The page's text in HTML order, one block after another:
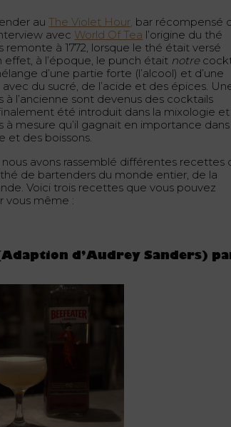
auThe Violet Hour, bar récompensé
avec World Of Tea l’origine du thé
remonte à 1772, lorsque le thé était versé
effet, à l’époque, le punch était notre
d’une partie forte (l’alcool) et d’une
avec du sucré, de l’acide et des épices.
à l’ancienne sont devenus des cocktails
été introduit dans la mixologie et
à mesure qu’il gagnait en importance dans
et des boissons.
nous avons rassemblé différentes recettes
de bartenders du monde entier, de la
Voici trois recettes que vous pouvez
vous même :
d’Audrey Sanders)